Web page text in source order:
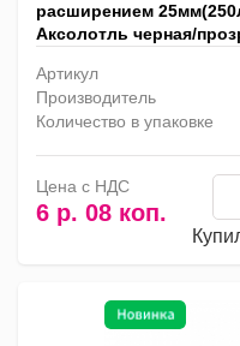
расширением
Аксолотль черная/
Артикул
Производитель
Количество в упаковке
Цена с НДС
6 р. 08 коп.